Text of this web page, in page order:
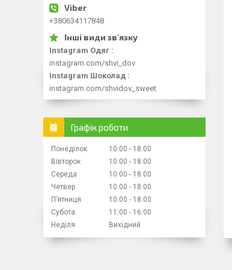
+380634117848
Instagram Одяг
instagram.com/shvi_dov
Instagram Шоколад
instagram.com/shvidov_sweet
Графік роботи
Понеділок 10:00
18:00
Вівторок
10:00
18:00
Середа
10:00
18:00
Четвер
10:00
18:00
Пʼятниця
10:00
18:00
Субота
11:00
16:00
Неділя
Вихідний